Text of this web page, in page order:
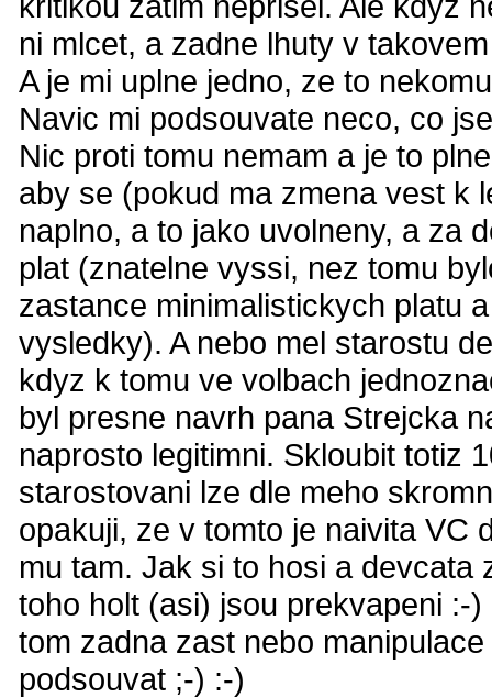
ni mlcet, a zadne lhuty v
A je mi uplne jedno, ze to
Navic mi podsouvate neco, co
Nic proti tomu nemam a je to
aby se (pokud ma zmena vest k
naplno, a to jako uvolneny, a za
plat (znatelne vyssi, nez tomu
zastance minimalistickych platu
vysledky). A nebo mel starostu
kdyz k tomu ve volbach
byl presne navrh pana Strejcka
naprosto legitimni. Skloubit totiz
starostovani lze dle meho
opakuji, ze v tomto je naivita VC
mu tam. Jak si to hosi a
toho holt (asi) jsou prekvapeni :-
tom zadna zast nebo
podsouvat ;-) :-)